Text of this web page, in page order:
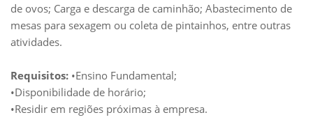
de ovos; Carga e descarga de caminhão; Abastecimento de
mesas para sexagem ou coleta de pintainhos, entre outras
atividades.
Requisitos: •Ensino Fundamental;
•Disponibilidade de horário;
•Residir em regiões próximas à empresa.